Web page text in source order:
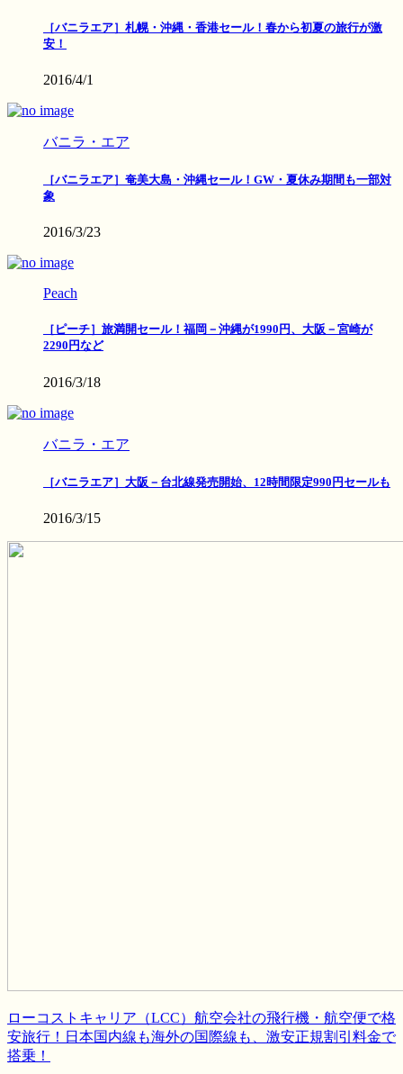
［バニラエア］札幌・沖縄・香港セール！春から初夏の旅行が激
安！
2016/4/1
バニラ・エア
［バニラエア］奄美大島・沖縄セール！GW・夏休み期間も一部対
象
2016/3/23
Peach
［ピーチ］旅満開セール！福岡－沖縄が1990円、大阪－宮崎が
2290円など
2016/3/18
バニラ・エア
［バニラエア］大阪－台北線発売開始、12時間限定990円セールも
2016/3/15
ローコストキャリア（LCC）航空会社の飛行機・航空便で格
安旅行！日本国内線も海外の国際線も、激安正規割引料金で
搭乗！